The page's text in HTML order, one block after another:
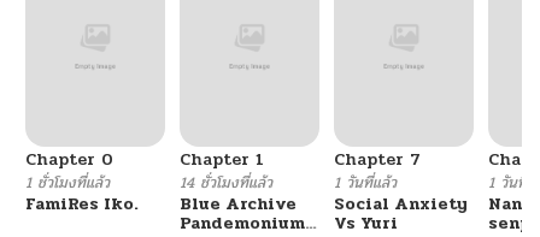
Chapter 0
1 ชั่วโมงที่แล้ว
FamiRes Iko.
Chapter 1
14 ชั่วโมงที่แล้ว
Blue Archive
Pandemonium
Chapter 7
1 วันที่แล้ว
Social Anxiety
Vs Yuri
1 วันที่แ